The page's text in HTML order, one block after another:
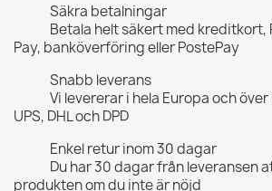
Säkra betalningar
Betala helt säkert med kreditkort,
Pay, banköverföring eller PostePay
Snabb leverans
Vi levererar i hela Europa och
UPS, DHL och DPD
Enkel retur inom 30 dagar
Du har 30 dagar från leveransen
produkten om du inte är nöjd